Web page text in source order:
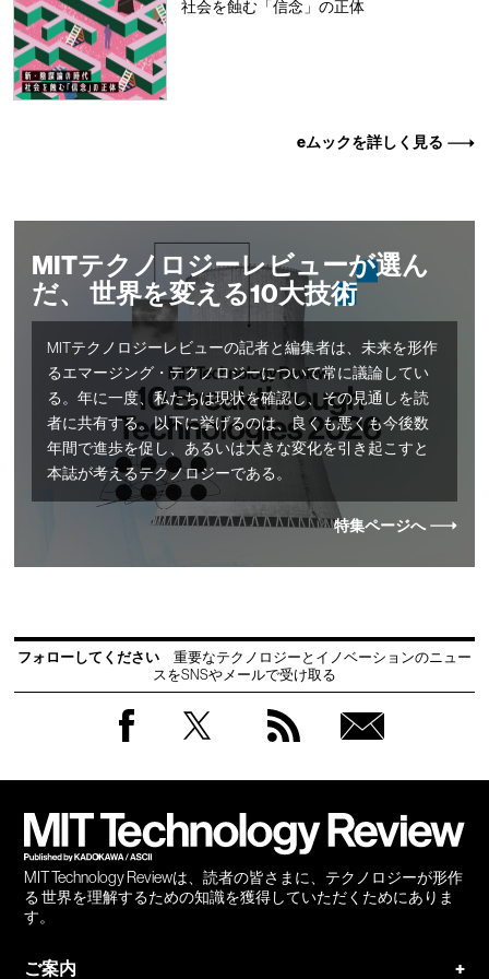
社会を蝕む「信念」の正体
eムックを詳しく見る
MITテクノロジーレビューが選ん
だ、 世界を変える10大技術
MITテクノロジーレビューの記者と編集者は、未来を形作
るエマージング・テクノロジーについて常に議論してい
る。年に一度、私たちは現状を確認し、その見通しを読
者に共有する。以下に挙げるのは、良くも悪くも今後数
年間で進歩を促し、あるいは大きな変化を引き起こすと
本誌が考えるテクノロジーである。
特集ページへ
フォローしてください
重要なテクノロジーとイノベーションのニュー
スをSNSやメールで受け取る
MIT Technology Reviewは、読者の皆さまに、テクノロジーが形作
る 世界を理解するための知識を獲得していただくためにありま
す。
ご案内 +